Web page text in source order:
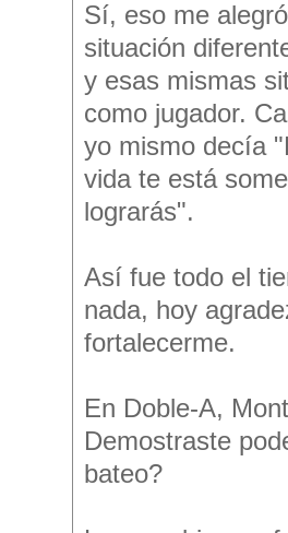
Sí, eso me
situación
y esas mismas
como jugador.
yo mismo decía
vida te está
lograrás".
Así fue todo el
nada, hoy
fortalecerme.
En Doble-A,
Demostraste
bateo?